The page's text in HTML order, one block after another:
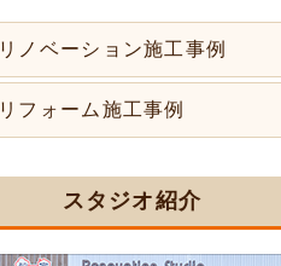
リノベーション施工事例
リフォーム施工事例
スタジオ紹介